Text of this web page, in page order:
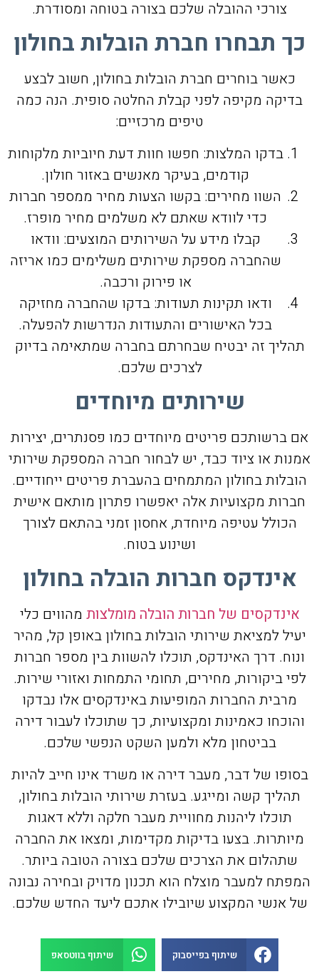
צורכי ההובלה שלכם בצורה בטוחה ומסודרת.
כך תבחרו חברת הובלות בחולון
כאשר בוחרים חברת הובלות בחולון, חשוב לבצע
בדיקה מקיפה לפני קבלת החלטה סופית. הנה כמה
טיפים מרכזיים:
בדקו המלצות: חפשו חוות דעת חיוביות מלקוחות
קודמים, בעיקר מאנשים באזור חולון.
השוו מחירים: בקשו הצעות מחיר ממספר חברות
כדי לוודא שאתם לא משלמים מחיר מופרז.
קבלו מידע על השירותים המוצעים: וודאו
שהחברה מספקת שירותים משלימים כמו אריזה
או פירוק ורכבה.
ודאו תקינות תעודות: בדקו שהחברה מחזיקה
בכל האישורים והתעודות הנדרשות להפעלה.
תהליך זה יבטיח שבחרתם בחברה שמתאימה בדיוק
לצרכים שלכם.
שירותים מיוחדים
אם ברשותכם פריטים מיוחדים כמו פסנתרים, יצירות
אמנות או ציוד כבד, יש לבחור חברה המספקת שירותי
הובלות בחולון המתמחים בהעברת פריטים ייחודיים.
חברות מקצועיות אלה יאפשרו פתרון מותאם אישית
הכולל עטיפה מיוחדת, אחסון זמני בהתאם לצורך
ושינוע בטוח.
אינדקס חברות הובלה בחולון
אינדקסים של חברות הובלה מומלצות מהווים כלי
יעיל למציאת שירותי הובלות בחולון באופן קל, מהיר
ונוח. דרך האינדקס, תוכלו להשוות בין מספר חברות
לפי ביקורות, מחירים, תחומי התמחות ואזורי שירות.
מרבית החברות המופיעות באינדקסים אלו נבדקו
והוכחו כאמינות ומקצועיות, כך שתוכלו לעבור דירה
בביטחון מלא ולמען השקט הנפשי שלכם.
בסופו של דבר, מעבר דירה או משרד אינו חייב להיות
תהליך קשה ומייגע. בעזרת שירותי הובלות בחולון,
תוכלו ליהנות מחוויית מעבר חלקה וללא דאגות
מיותרות. בצעו בדיקות מקדימות, ומצאו את החברה
שתהלום את הצרכים שלכם בצורה הטובה ביותר.
המפתח למעבר מוצלח הוא תכנון מדויק ובחירה נבונה
של אנשי המקצוע שיובילו אתכם ליעד החדש שלכם.
שיתוף בפייסבוק שיתוף בווטסאפ